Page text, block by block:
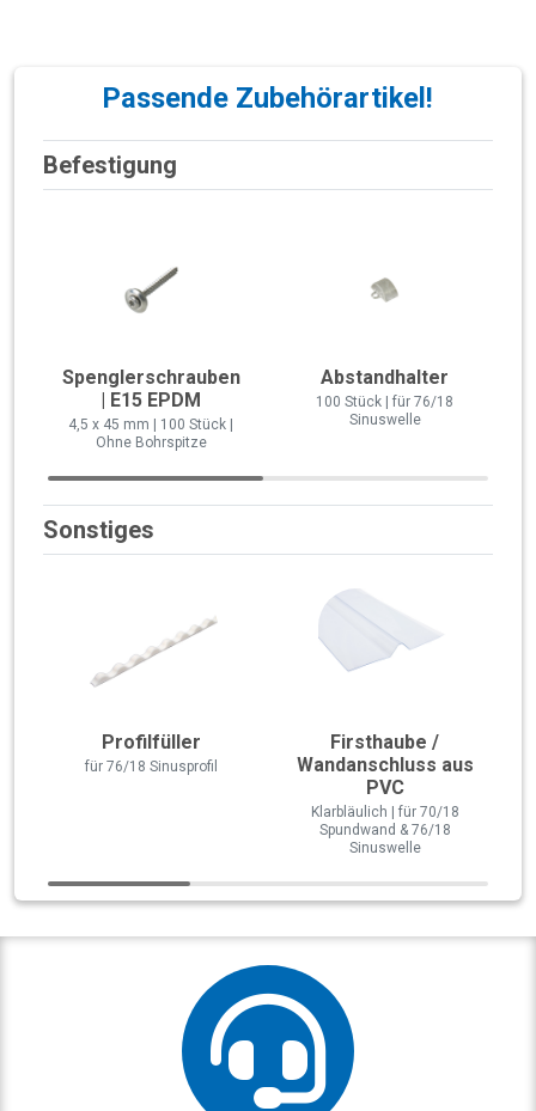
Passende Zubehörartikel!
Befestigung
Spenglerschrauben
| E15 EPDM
4,5 x 45 mm | 100 Stück |
Ohne Bohrspitze
Abstandhalter
100 Stück | für 76/18
Sinuswelle
Sonstiges
Profilfüller
für 76/18 Sinusprofil
Firsthaube /
Wandanschluss aus
PVC
Klarbläulich | für 70/18
Spundwand & 76/18
Sinuswelle